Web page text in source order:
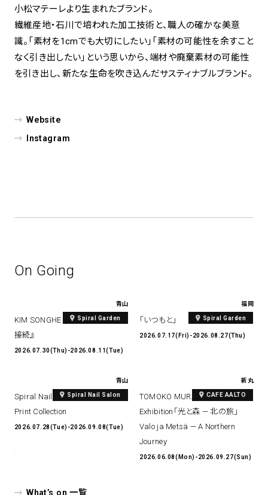
小松マテーレより生まれたブランド。
繊維産地・石川で培われた加工技術と、職人の確かな美意
識。「素材を1cmでも大切にしたい」「素材の可能性を余すこと
なく引き出したい」という思いから、端材や廃棄素材の可能性
を引き出し、新たな生命を吹き込んだサスティナブルブランド。
Website
Instagram
On Going
青山
Spiral Garden
KIM SONGHE EXHIBITION 『愛と
接続』
2026.07.30(Thu)-2026.08.11(Tue)
福岡
Spiral Garden
「いつもと」
2026.07.17(Fri)-2026.08.27(Thu)
青山
Spiral Nail Salon
Spiral Nail Salon Art #14 Spiral
Print Collection
2026.07.28(Tue)-2026.09.08(Tue)
新丸
CAFE AALTO
TOMOKO MURATA Solo
Exhibition「光と森 — 北の旅」
Valo ja Metsä — A Northern
Journey
2026.06.08(Mon)-2026.09.27(Sun)
What’s on 一覧